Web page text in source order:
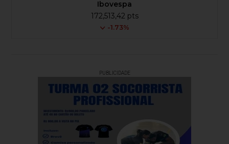
Ibovespa
172,513,42 pts
-1.73%
PUBLICIDADE